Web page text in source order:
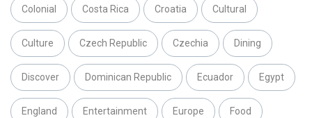
Colonial Costa Rica Croatia Cultural
Culture Czech Republic Czechia Dining
Discover Dominican Republic Ecuador Egypt
England Entertainment Europe Food